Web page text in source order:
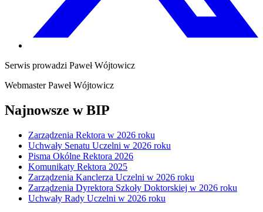
Serwis prowadzi Paweł Wójtowicz
WebmasterPaweł Wójtowicz
Najnowsze w BIP
Zarządzenia Rektora w 2026 roku
Uchwały Senatu Uczelni w 2026 roku
Pisma Okólne Rektora 2026
Komunikaty Rektora 2025
Zarządzenia Kanclerza Uczelni w 2026 roku
Zarządzenia Dyrektora Szkoły Doktorskiej w 2026 roku
Uchwały Rady Uczelni w 2026 roku